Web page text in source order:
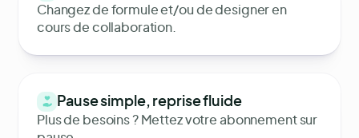
Changez de formule et/ou de designer en
cours de collaboration.
Pause simple, reprise fluide
Plus de besoins ? Mettez votre abonnement sur